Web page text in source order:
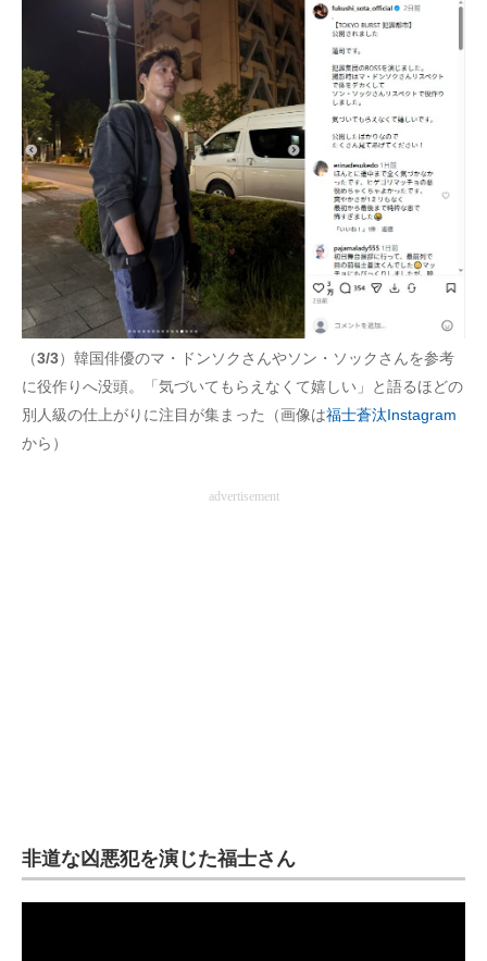
（3/3）韓国俳優のマ・ドンソクさんやソン・ソックさんを参考
に役作りへ没頭。「気づいてもらえなくて嬉しい」と語るほどの
別人級の仕上がりに注目が集まった（画像は福士蒼汰Instagram
から）
advertisement
非道な凶悪犯を演じた福士さん